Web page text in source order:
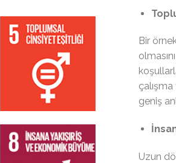
Bir
çalışma
geniş
Uzun